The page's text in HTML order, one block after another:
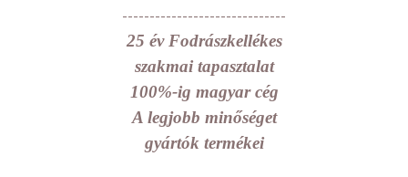
------------------------------
25 év Fodrászkellékes
szakmai tapasztalat
100%-ig magyar cég
A legjobb minőséget
gyártók termékei